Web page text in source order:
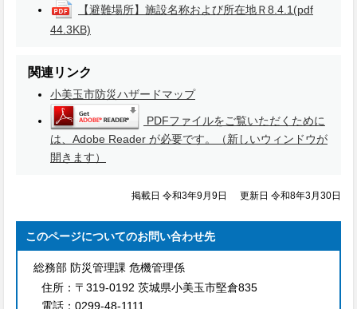
【避難場所】施設名称および所在地Ｒ8.4.1(pdf
44.3KB)
関連リンク
小美玉市防災ハザードマップ
PDFファイルをご覧いただくために
は、Adobe Reader が必要です。（新しいウィンドウが
開きます）
掲載日 令和3年9月9日 更新日 令和8年3月30日
このページについてのお問い合わせ先
総務部 防災管理課 危機管理係
住所： 〒319-0192 茨城県小美玉市堅倉835
電話： 0299-48-1111